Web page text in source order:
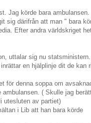
Jag körde bara
sig därifrån att man " bara
Efter andra världskriget
uttalar sig nu
en hjälplinje dit de kan
för denna soppa om
( Skulle jag
utesluten av partiet)
i Lib att han bara körde